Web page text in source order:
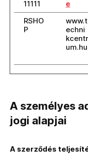
11111
e
RSHO
P
www.t
echni
kcentr
um.hu
A személyes
jogi alapjai
A szerződés